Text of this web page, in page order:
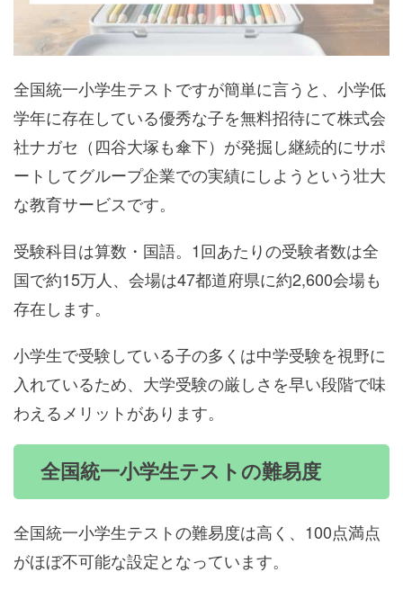
全国統一小学生テストですが簡単に言うと、小学低
学年に存在している優秀な子を無料招待にて株式会
社ナガセ（四谷大塚も傘下）が発掘し継続的にサポ
ートしてグループ企業での実績にしようという壮大
な教育サービスです。
受験科目は算数・国語。1回あたりの受験者数は全
国で約15万人、会場は47都道府県に約2,600会場も
存在します。
小学生で受験している子の多くは中学受験を視野に
入れているため、大学受験の厳しさを早い段階で味
わえるメリットがあります。
全国統一小学生テストの難易度
全国統一小学生テストの難易度は高く、100点満点
がほぼ不可能な設定となっています。